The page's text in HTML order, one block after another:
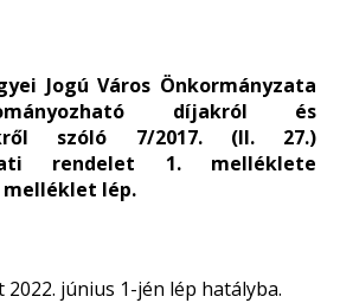
Jogú Város Önkormányzata
díjakról és
szóló 7/2017. (II. 27.)
rendelet 1. melléklete
melléklet lép.
2022. június 1-jén lép hatályba.